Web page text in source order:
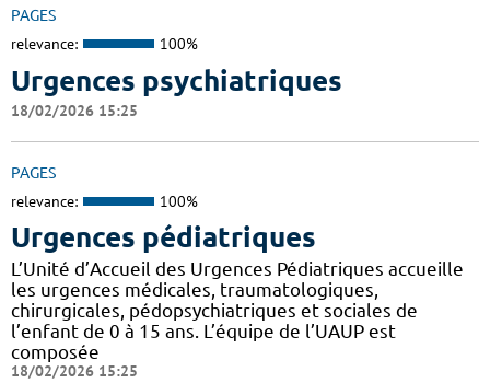
PAGES
relevance: 100%
Urgences psychiatriques
18/02/2026 15:25
PAGES
relevance: 100%
Urgences pédiatriques
L’Unité d’Accueil des Urgences Pédiatriques accueille
les urgences médicales, traumatologiques,
chirurgicales, pédopsychiatriques et sociales de
l’enfant de 0 à 15 ans. L’équipe de l’UAUP est
composée
18/02/2026 15:25